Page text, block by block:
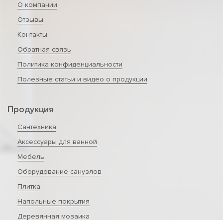
О компании
Отзывы
Контакты
Обратная связь
Политика конфиденциальности
Полезные статьи и видео о продукции
Продукция
Сантехника
Аксессуары для ванной
Мебель
Оборудование санузлов
Плитка
Напольные покрытия
Деревянная мозаика